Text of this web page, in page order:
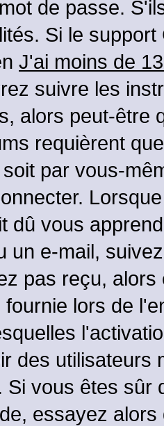
de passe.
Si le
J'ai moins de
suivre les
alors peut-être
requièrent
par vous-
dû vous
un e-mail,
pas reçu,
lors de
des utilisateurs
Si vous êtes sûr
essayez